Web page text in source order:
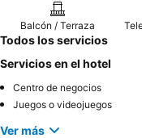
Balcón / Terraza
Todos los servicios
Servicios en el hotel
Centro de negocios
Juegos o videojuegos
Ver más